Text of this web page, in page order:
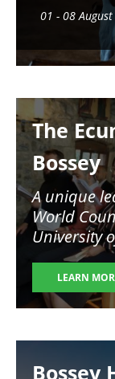
01 - 08
The
Bossey
A unique
World
University
LEARN
Bossey